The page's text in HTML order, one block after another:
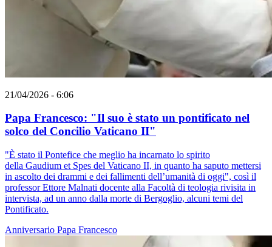
21/04/2026 - 6:06
Papa Francesco: "Il suo è stato un pontificato nel
solco del Concilio Vaticano II"
"È stato il Pontefice che meglio ha incarnato lo spirito
della Gaudium et Spes del Vaticano II, in quanto ha saputo mettersi
in ascolto dei drammi e dei fallimenti dell’umanità di oggi", così il
professor Ettore Malnati docente alla Facoltà di teologia rivisita in
intervista, ad un anno dalla morte di Bergoglio, alcuni temi del
Pontificato.
Anniversario Papa Francesco